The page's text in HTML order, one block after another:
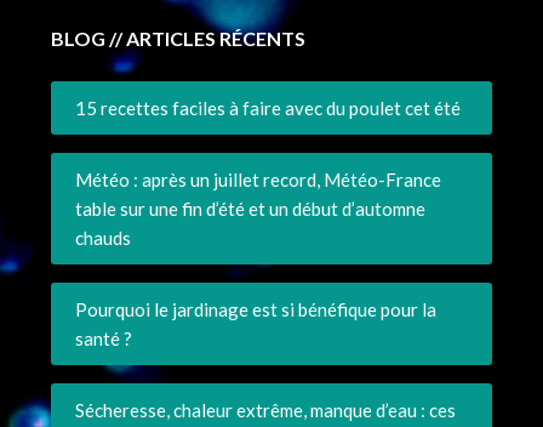
BLOG // ARTICLES RÉCENTS
15 recettes faciles à faire avec du poulet cet été
Météo : après un juillet record, Météo-France
table sur une fin d’été et un début d’automne
chauds
Pourquoi le jardinage est si bénéfique pour la
santé ?
Sécheresse, chaleur extrême, manque d’eau : ces